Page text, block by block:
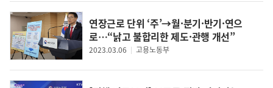
연장근로 단위 ‘주’→월·분기·반기·연으
로…“낡고 불합리한 제도·관행 개선”
2023.03.06 고용노동부